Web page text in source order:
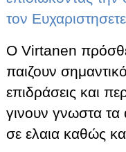
τον
Ο Virtanen
παιζουν
επιδράσεις και
γινουν γνωστα
σε ελαια καθώς